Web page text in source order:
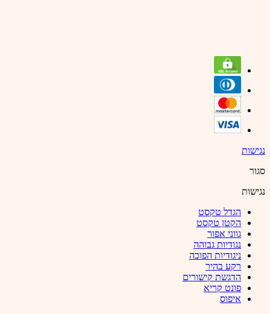
נגישות
סגור
נגישות
הגדל טקסט
הקטן טקסט
גווני אפור
נגודיות גבוהה
ניגודיות הפוכה
רקע בהיר
הדגשת קישורים
פונט קריא
איפוס